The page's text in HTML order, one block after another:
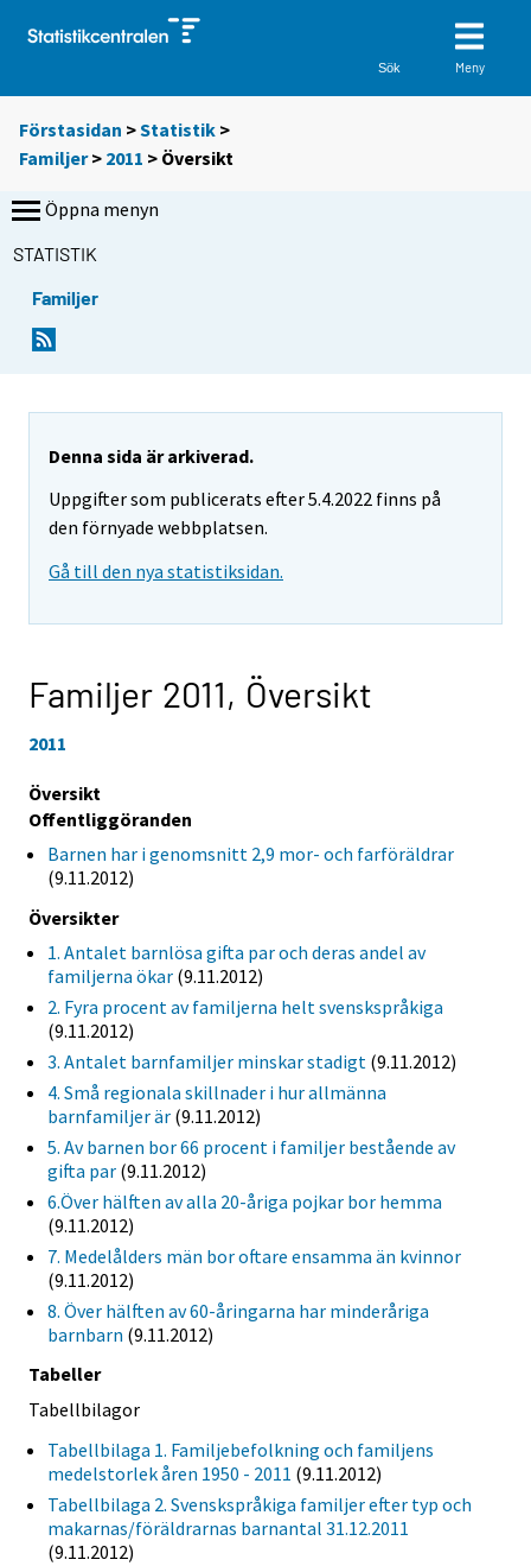
Sök Meny
Förstasidan >Statistik >
Familjer> 2011 > Översikt
Öppna menyn
STATISTIK
Familjer
Denna sida är arkiverad.
Uppgifter som publicerats efter 5.4.2022 finns på
den förnyade webbplatsen.
Gå till den nya statistiksidan.
Familjer 2011, Översikt
2011
Översikt
Offentliggöranden
Barnen har i genomsnitt 2,9 mor- och farföräldrar
(9.11.2012)
Översikter
1. Antalet barnlösa gifta par och deras andel av
familjerna ökar (9.11.2012)
2. Fyra procent av familjerna helt svenskspråkiga
(9.11.2012)
3. Antalet barnfamiljer minskar stadigt (9.11.2012)
4. Små regionala skillnader i hur allmänna
barnfamiljer är (9.11.2012)
5. Av barnen bor 66 procent i familjer bestående av
gifta par (9.11.2012)
6.Över hälften av alla 20-åriga pojkar bor hemma
(9.11.2012)
7. Medelålders män bor oftare ensamma än kvinnor
(9.11.2012)
8. Över hälften av 60-åringarna har minderåriga
barnbarn (9.11.2012)
Tabeller
Tabellbilagor
Tabellbilaga 1. Familjebefolkning och familjens
medelstorlek åren 1950 - 2011 (9.11.2012)
Tabellbilaga 2. Svenskspråkiga familjer efter typ och
makarnas/föräldrarnas barnantal 31.12.2011
(9.11.2012)